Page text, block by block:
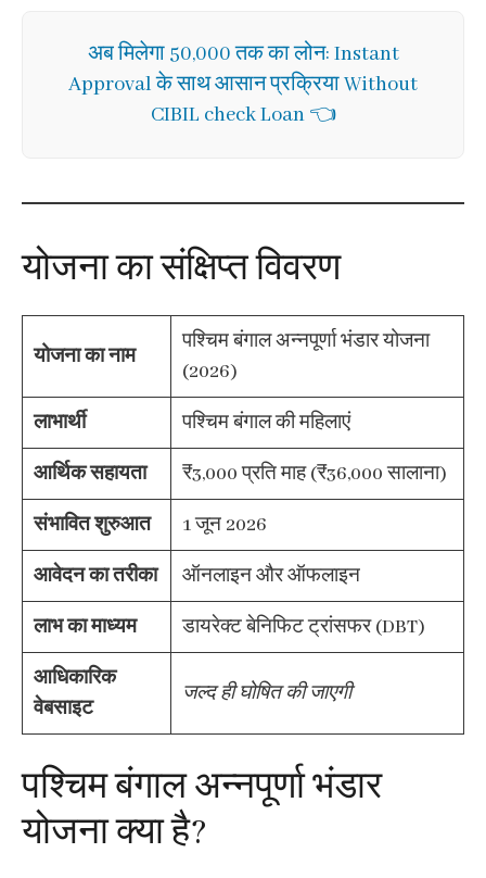
अब मिलेगा 50,000 तक का लोन: Instant
Approval के साथ आसान प्रक्रिया Without
CIBIL check Loan 👈
योजना का संक्षिप्त विवरण
योजना का नाम
पश्चिम बंगाल अन्नपूर्णा भंडार योजना
(2026)
लाभार्थी पश्चिम बंगाल की महिलाएं
आर्थिक सहायता ₹3,000 प्रति माह (₹36,000 सालाना)
संभावित शुरुआत 1 जून 2026
आवेदन का तरीका ऑनलाइन और ऑफलाइन
लाभ का माध्यम डायरेक्ट बेनिफिट ट्रांसफर (DBT)
आधिकारिक
वेबसाइट
जल्द ही घोषित की जाएगी
पश्चिम बंगाल अन्नपूर्णा भंडार
योजना क्या है?